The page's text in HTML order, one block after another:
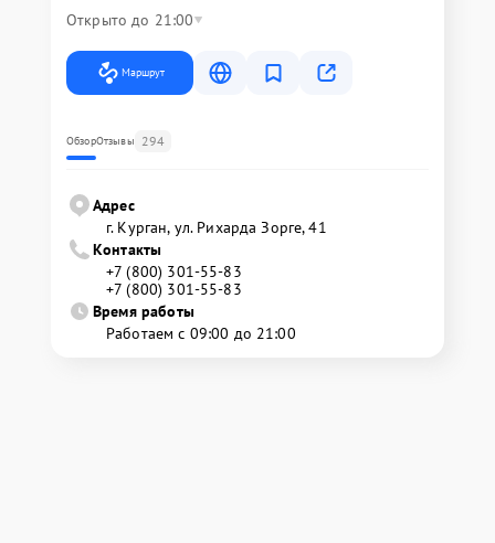
Открыто до 21:00
Маршрут
ОбзорОтзывы 294
Адрес
г. Курган, ул. Рихарда Зорге, 41
Контакты
+7 (800) 301-55-83
+7 (800) 301-55-83
Время работы
Работаем с 09:00 до 21:00